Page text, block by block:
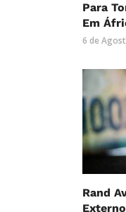
Para
Em
6 de
Rand